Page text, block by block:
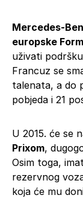
Mercedes-
europske
uživati
Francuz se
talenata, a do
pobjeda i 21
U 2015. će se
Prixom,
Osim toga,
rezervnog
koja će mu